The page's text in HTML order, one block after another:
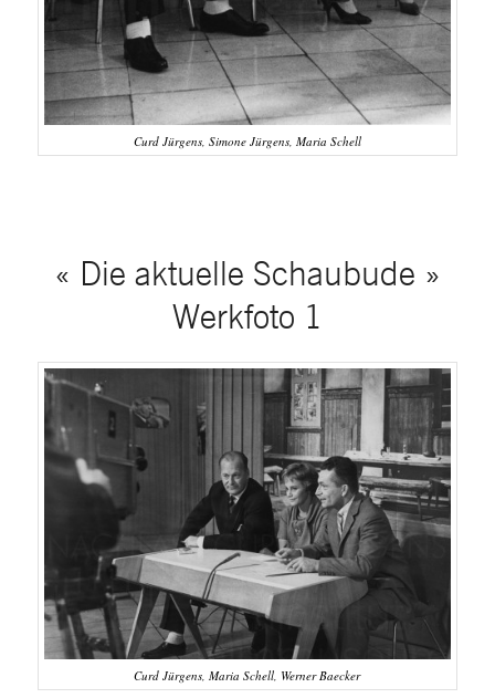
Curd Jürgens, Simone Jürgens, Maria Schell
« Die aktuelle Schaubude »
Werkfoto 1
Curd Jürgens, Maria Schell, Werner Baecker